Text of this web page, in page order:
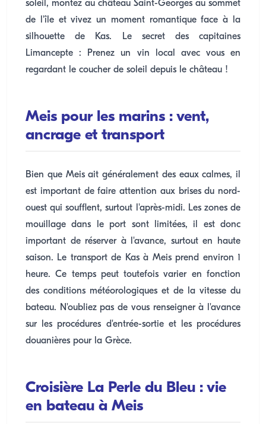
soleil, montez au château Saint-Georges au sommet
de l'île et vivez un moment romantique face à la
silhouette de Kas. Le secret des capitaines
Limancepte : Prenez un vin local avec vous en
regardant le coucher de soleil depuis le château !
Meis pour les marins : vent,
ancrage et transport
Bien que Meis ait généralement des eaux calmes, il
est important de faire attention aux brises du nord-
ouest qui soufflent, surtout l'après-midi. Les zones de
mouillage dans le port sont limitées, il est donc
important de réserver à l'avance, surtout en haute
saison. Le transport de Kas à Meis prend environ 1
heure. Ce temps peut toutefois varier en fonction
des conditions météorologiques et de la vitesse du
bateau. N'oubliez pas de vous renseigner à l'avance
sur les procédures d'entrée-sortie et les procédures
douanières pour la Grèce.
Croisière La Perle du Bleu : vie
en bateau à Meis